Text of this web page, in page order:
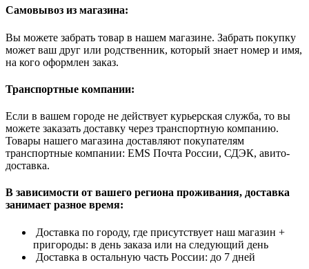
Самовывоз из магазина:
Вы можете забрать товар в нашем магазине. Забрать покупку
может ваш друг или родственник, который знает номер и имя,
на кого оформлен заказ.
Транспортные компании:
Если в вашем городе не действует курьерская служба, то вы
можете заказать доставку через транспортную компанию.
Товары нашего магазина доставляют покупателям
транспортные компании: EMS Почта России, СДЭК, авито-
доставка.
В зависимости от вашего региона проживания, доставка
занимает разное время:
Доставка по городу, где присутствует наш магазин +
пригороды: в день заказа или на следующий день
Доставка в остальную часть России: до 7 дней